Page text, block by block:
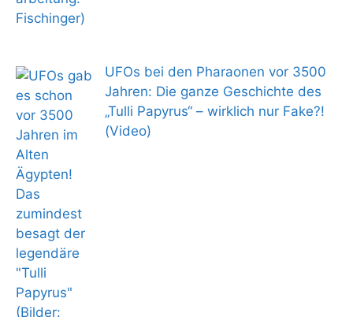
UFOs bei den Pharaonen vor 3500
Jahren: Die ganze Geschichte des
„Tulli Papyrus“ – wirklich nur Fake?!
(Video)